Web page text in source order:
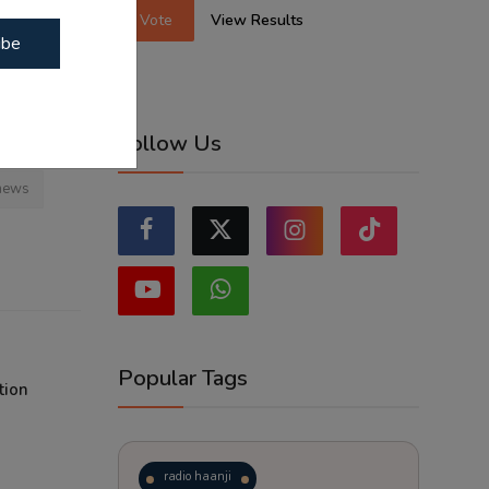
ਕਿ ਵੋਟਰ
ਹੈ।
Vote View Results
Follow Us
Popular Tags
radio haanji